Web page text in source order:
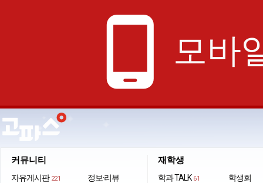
phone_android 모바
커뮤니티
자유게시판 221
정보·리뷰
재학생
학과 TALK 61
학생회